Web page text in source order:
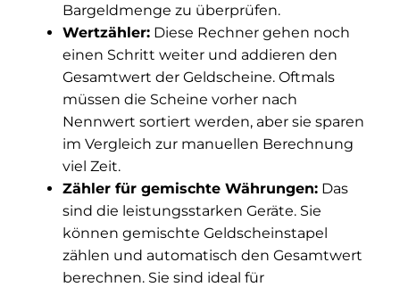
Bargeldmenge zu überprüfen.
Wertzähler: Diese Rechner gehen noch
einen Schritt weiter und addieren den
Gesamtwert der Geldscheine. Oftmals
müssen die Scheine vorher nach
Nennwert sortiert werden, aber sie sparen
im Vergleich zur manuellen Berechnung
viel Zeit.
Zähler für gemischte Währungen: Das
sind die leistungsstarken Geräte. Sie
können gemischte Geldscheinstapel
zählen und automatisch den Gesamtwert
berechnen. Sie sind ideal für